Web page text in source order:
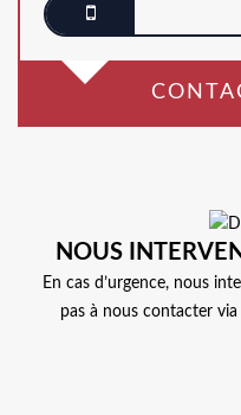
NOUS
En cas d’urgence, nous
pas à nous contacter